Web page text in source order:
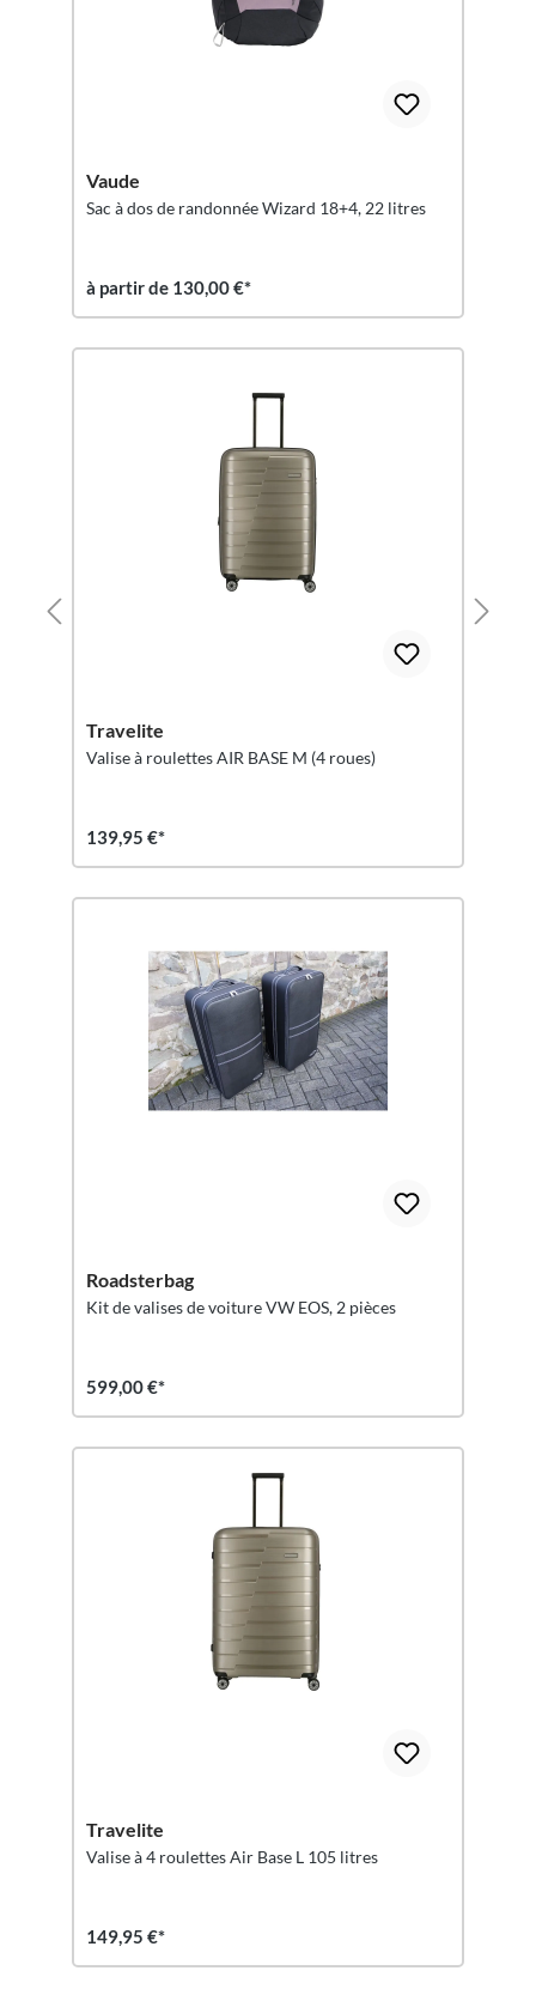
Vaude
Sac à dos de randonnée Wizard 18+4, 22 litres
à partir de 130,00 €*
Travelite
Valise à roulettes AIR BASE M (4 roues)
139,95 €*
Roadsterbag
Kit de valises de voiture VW EOS, 2 pièces
599,00 €*
Travelite
Valise à 4 roulettes Air Base L 105 litres
149,95 €*